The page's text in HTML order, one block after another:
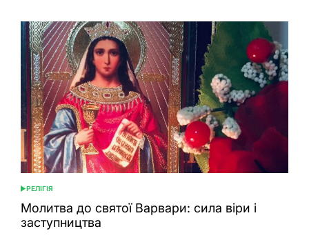
ОПУБЛІКУВАТИ
У
РЕЛІГІЯ
Молитва до святої Варвари: сила віри і
заступництва